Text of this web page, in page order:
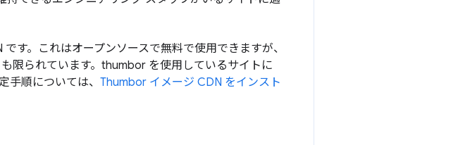
す。これはオープンソースで無料で使用できますが、
限られています。thumbor を使用しているサイトに
手順については、 Thumbor イメージ CDN をインスト